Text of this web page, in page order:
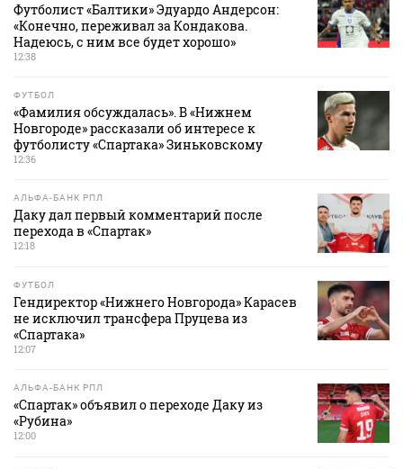
Футболист «Балтики» Эдуардо Андерсон:
«Конечно, переживал за Кондакова.
Надеюсь, с ним все будет хорошо»
12:38
ФУТБОЛ
«Фамилия обсуждалась». В «Нижнем
Новгороде» рассказали об интересе к
футболисту «Спартака» Зиньковскому
12:36
АЛЬФА-БАНК РПЛ
Даку дал первый комментарий после
перехода в «Спартак»
12:18
ФУТБОЛ
Гендиректор «Нижнего Новгорода» Карасев
не исключил трансфера Пруцева из
«Спартака»
12:07
АЛЬФА-БАНК РПЛ
«Спартак» объявил о переходе Даку из
«Рубина»
12:00